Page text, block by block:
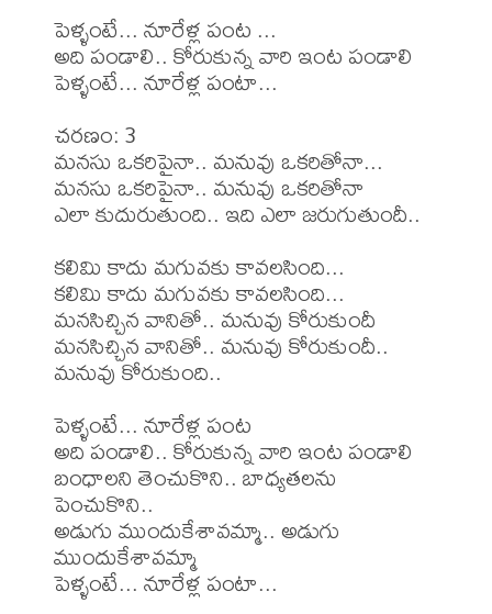
పెళ్ళంటే... నూరేళ్ల పంట ...
అది పండాలి.. కోరుకున్న వారి ఇంట పండాలి
పెళ్ళంటే... నూరేళ్ల పంటా...
చరణం: 3
మనసు ఒకరిపైనా.. మనువు ఒకరితోనా...
మనసు ఒకరిపైనా.. మనువు ఒకరితోనా
ఎలా కుదురుతుంది.. ఇది ఎలా జరుగుతుందీ..
కలిమి కాదు మగువకు కావలసింది...
కలిమి కాదు మగువకు కావలసింది...
మనసిచ్చిన వానితో.. మనువు కోరుకుందీ
మనసిచ్చిన వానితో.. మనువు కోరుకుందీ..
మనువు కోరుకుంది..
పెళ్ళంటే... నూరేళ్ల పంట
అది పండాలి.. కోరుకున్న వారి ఇంట పండాలి
బంధాలని తెంచుకొని.. బాధ్యతలను
పెంచుకొని..
అడుగు ముందుకేశావమ్మా.. అడుగు
ముందుకేశావమ్మా
పెళ్ళంటే... నూరేళ్ల పంటా...